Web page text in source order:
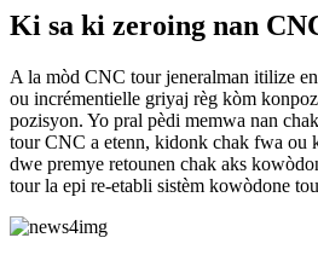
Ki sa ki zeroing nan
A la mòd CNC tour jeneralman itilize
ou incrémentielle griyaj règ kòm
pozisyon. Yo pral pèdi memwa nan
tour CNC a etenn, kidonk chak fwa ou
dwe premye retounen chak aks
tour la epi re-etabli sistèm kowòdone